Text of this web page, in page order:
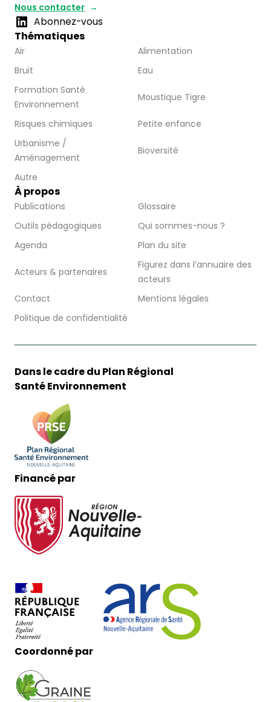
Nous contacter
Abonnez-vous
Thématiques
Air
Alimentation
Bruit
Eau
Formation Santé
Environnement
Moustique Tigre
Risques chimiques
Petite enfance
Urbanisme /
Aménagement
Bioversité
Autre
À propos
Publications
Glossaire
Outils pédagogiques
Qui sommes-nous ?
Agenda
Plan du site
Acteurs & partenaires
Figurez dans l’annuaire des
acteurs
Contact
Mentions légales
Politique de confidentialité
Dans le cadre du Plan Régional
Santé Environnement
Financé par
Coordonné par